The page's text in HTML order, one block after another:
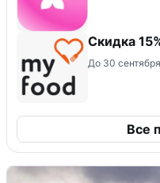
Скидка
До 30
Все